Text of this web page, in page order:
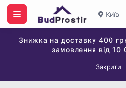
Київ
Знижка на доставку 400
замовлення від 10
Закрити